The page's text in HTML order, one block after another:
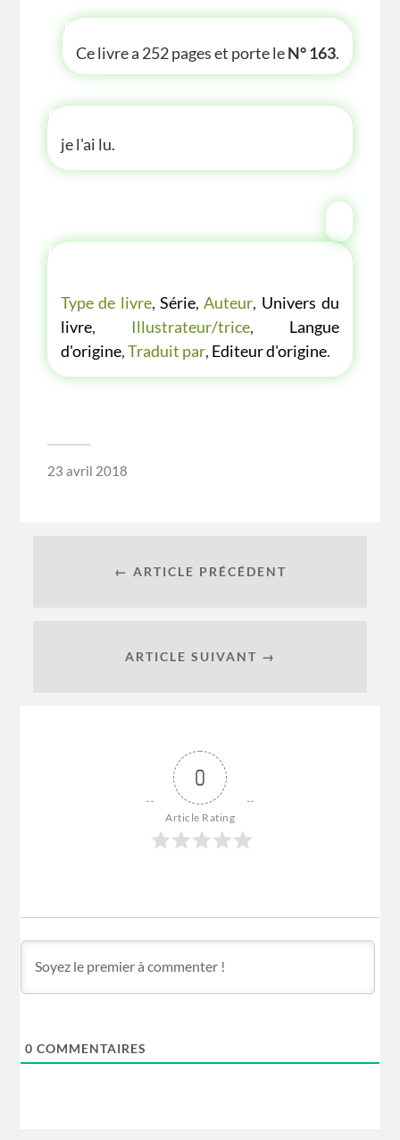
P'TITE INFOS
Ce livre a 252 pages et porte leN° 163.
P'TITE ANECDOTE
je l'ai lu.
LES P'TITES LISTES DES BIBLIOTHÈQUE
Type de livre, Série, Auteur, Univers du
livre, Illustrateur/trice, Langue
d'origine,Traduit par, Editeur d'origine.
23 avril 2018
← ARTICLE PRÉCÉDENT
ARTICLE SUIVANT →
0
Article Rating
0 COMMENTAIRES